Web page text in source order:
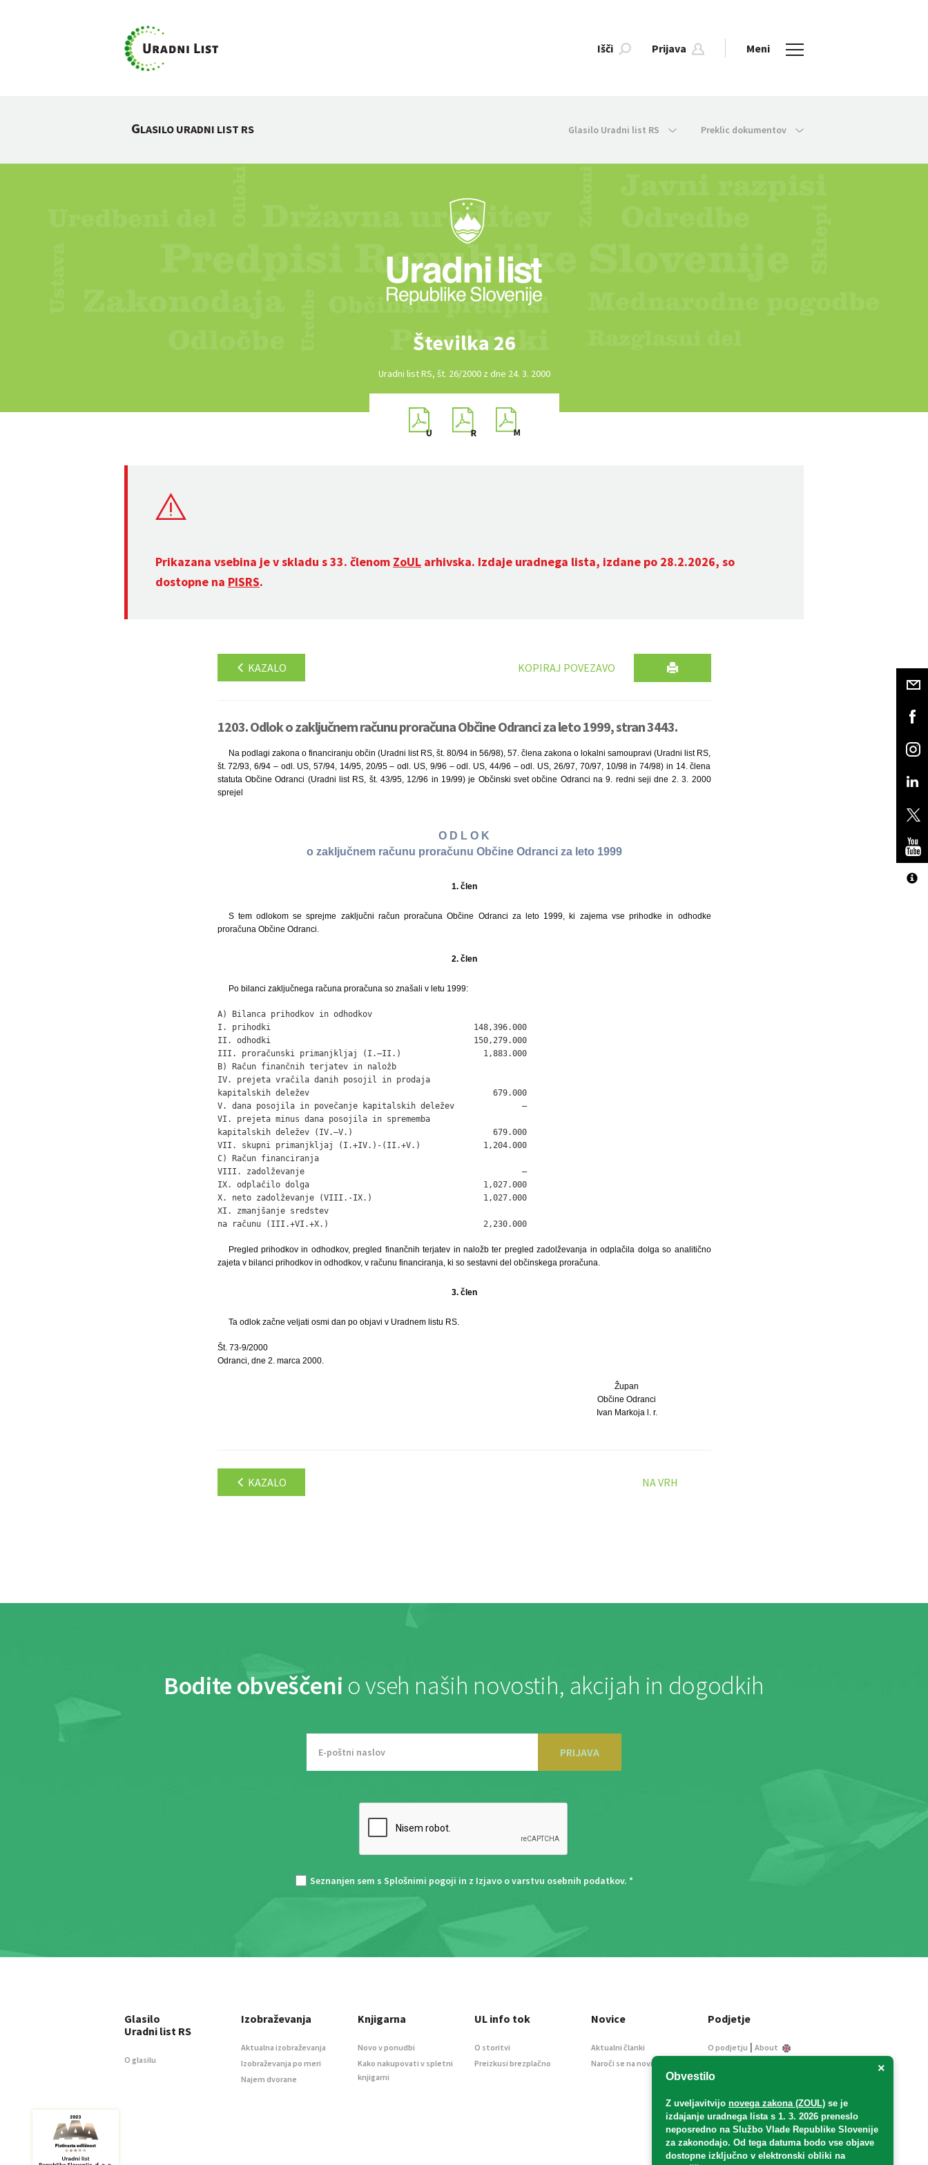
Išči Prijava Meni
GLASILO URADNI LIST RS Glasilo Uradni list RS Preklic dokumentov
Številka 26
Uradni list RS, št. 26/2000 z dne 24. 3. 2000
Prikazana vsebina je v skladu s 33. členom ZoUL arhivska. Izdaje uradnega lista, izdane po 28.2.2026, so
dostopne na PISRS.
KAZALO KOPIRAJ POVEZAVO
1203. Odlok o zaključnem računu proračuna Občine Odranci za leto 1999, stran 3443.
Na podlagi zakona o financiranju občin (Uradni list RS, št. 80/94 in 56/98), 57. člena zakona o lokalni samoupravi (Uradni list RS,
št. 72/93, 6/94 – odl. US, 57/94, 14/95, 20/95 – odl. US, 9/96 – odl. US, 44/96 – odl. US, 26/97, 70/97, 10/98 in 74/98) in 14. člena
statuta Občine Odranci (Uradni list RS, št. 43/95, 12/96 in 19/99) je Občinski svet občine Odranci na 9. redni seji dne 2. 3. 2000
sprejel
O D L O K
o zaključnem računu proračunu Občine Odranci za leto 1999
1. člen
S tem odlokom se sprejme zaključni račun proračuna Občine Odranci za leto 1999, ki zajema vse prihodke in odhodke
proračuna Občine Odranci.
2. člen
Po bilanci zaključnega računa proračuna so znašali v letu 1999:
A) Bilanca prihodkov in odhodkov
I. prihodki                                          148,396.000
II. odhodki                                          150,279.000
III. proračunski primanjkljaj (I.–II.)                 1,883.000
B) Račun finančnih terjatev in naložb
IV. prejeta vračila danih posojil in prodaja
kapitalskih deležev                                      679.000
V. dana posojila in povečanje kapitalskih deležev              –
VI. prejeta minus dana posojila in sprememba
kapitalskih deležev (IV.–V.)                             679.000
VII. skupni primanjkljaj (I.+IV.)-(II.+V.)             1,204.000
C) Račun financiranja
VIII. zadolževanje                                             –
IX. odplačilo dolga                                    1,027.000
X. neto zadolževanje (VIII.-IX.)                       1,027.000
XI. zmanjšanje sredstev
na računu (III.+VI.+X.)                                2,230.000
Pregled prihodkov in odhodkov, pregled finančnih terjatev in naložb ter pregled zadolževanja in odplačila dolga so analitično
zajeta v bilanci prihodkov in odhodkov, v računu financiranja, ki so sestavni del občinskega proračuna.
3. člen
Ta odlok začne veljati osmi dan po objavi v Uradnem listu RS.
Št. 73-9/2000
Odranci, dne 2. marca 2000.
Župan
Občine Odranci
Ivan Markoja l. r.
KAZALO NA VRH
Bodite obveščeni o vseh naših novostih, akcijah in dogodkih
PRIJAVA
Seznanjen sem s Splošnimi pogoji in z Izjavo o varstvu osebnih podatkov. *
×
Obvestilo
Z uveljavitvijo novega zakona (ZOUL) se je
izdajanje uradnega lista s 1. 3. 2026 preneslo
neposredno na Službo Vlade Republike Slovenije
za zakonodajo. Od tega datuma bodo vse objave
dostopne izključno v elektronski obliki na
Glasilo
Uradni list RS
O glasilu
Izobraževanja
Aktualna izobraževanja
Izobraževanja po meri
Najem dvorane
Knjigarna
Novo v ponudbi
Kako nakupovati v spletni
knjigarni
UL info tok
O storitvi
Preizkusi brezplačno
Novice
Aktualni članki
Naroči se na novice
Podjetje
O podjetju | About
Informacije javnega
Oglaševanje
Splošni pogoji
Izjava o varstvu osebnih
podatkov